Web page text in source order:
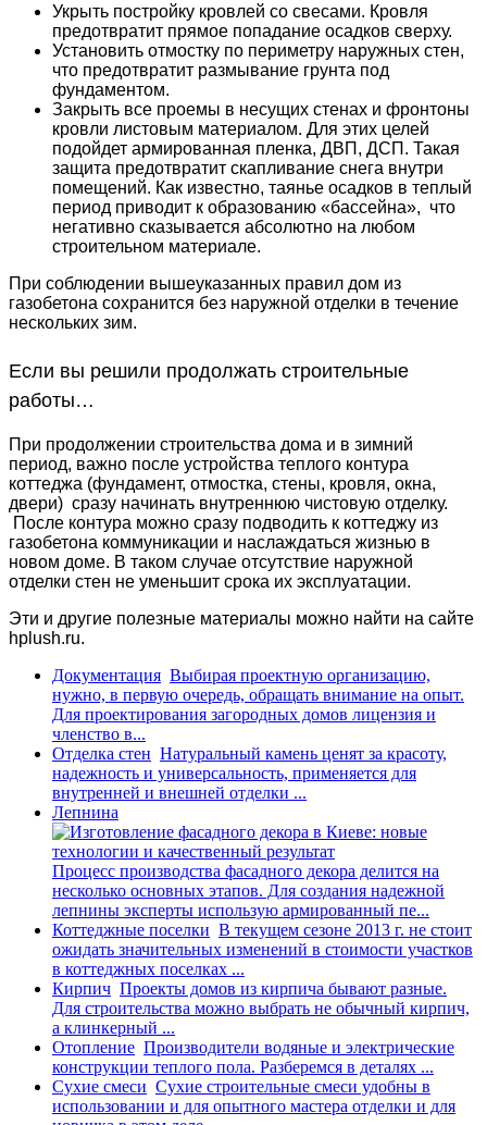
Укрыть постройку кровлей со свесами. Кровля
предотвратит прямое попадание осадков сверху.
Установить отмостку по периметру наружных стен,
что предотвратит размывание грунта под
фундаментом.
Закрыть все проемы в несущих стенах и фронтоны
кровли листовым материалом. Для этих целей
подойдет армированная пленка, ДВП, ДСП. Такая
защита предотвратит скапливание снега внутри
помещений. Как известно, таянье осадков в теплый
период приводит к образованию «бассейна», что
негативно сказывается абсолютно на любом
строительном материале.
При соблюдении вышеуказанных правил дом из
газобетона сохранится без наружной отделки в течение
нескольких зим.
Если вы решили продолжать строительные
работы…
При продолжении строительства дома и в зимний
период, важно после устройства теплого контура
коттеджа (фундамент, отмостка, стены, кровля, окна,
двери) сразу начинать внутреннюю чистовую отделку.
После контура можно сразу подводить к коттеджу из
газобетона коммуникации и наслаждаться жизнью в
новом доме. В таком случае отсутствие наружной
отделки стен не уменьшит срока их эксплуатации.
Эти и другие полезные материалы можно найти на сайте
hplush.ru.
Документация Выбирая проектную организацию,
нужно, в первую очередь, обращать внимание на опыт.
Для проектирования загородных домов лицензия и
членство в...
Отделка стен Натуральный камень ценят за красоту,
надежность и универсальность, применяется для
внутренней и внешней отделки ...
Лепнина
Процесс производства фасадного декора делится на
несколько основных этапов. Для создания надежной
лепнины эксперты использую армированный пе...
Коттеджные поселки В текущем сезоне 2013 г. не стоит
ожидать значительных изменений в стоимости участков
в коттеджных поселках ...
Кирпич Проекты домов из кирпича бывают разные.
Для строительства можно выбрать не обычный кирпич,
а клинкерный ...
Отопление Производители водяные и электрические
конструкции теплого пола. Разберемся в деталях ...
Сухие смеси Сухие строительные смеси удобны в
использовании и для опытного мастера отделки и для